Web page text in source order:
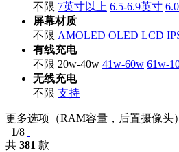
不限 7英寸以上 6.5-6.9英寸
屏幕材质
不限 AMOLED OLED LCD
有线充电
不限 20w-40w 41w-60w 61w-
无线充电
不限 支持
更多选项（RAM容量，后置摄像头
1/8
共 381 款